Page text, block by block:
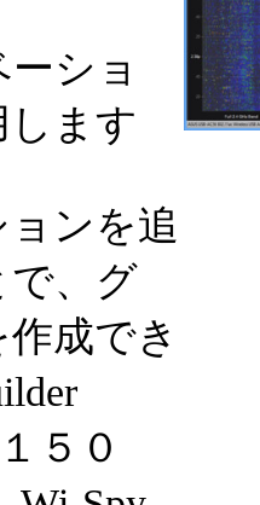
ショ
します
ンを追
、 グ
成でき
５０